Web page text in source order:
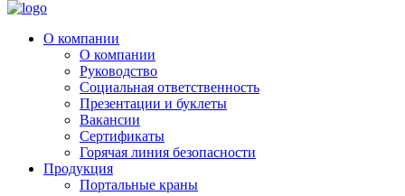
О компании
О компании
Руководство
Социальная ответственность
Презентации и буклеты
Вакансии
Сертификаты
Горячая линия безопасности
Продукция
Портальные краны